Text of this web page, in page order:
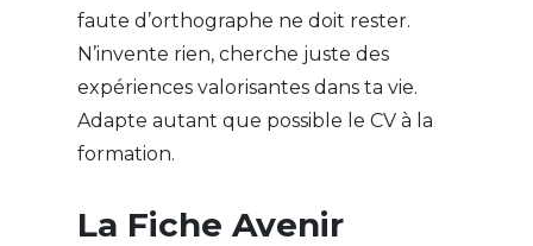
faute d’orthographe ne doit rester.
N’invente rien, cherche juste des
expériences valorisantes dans ta vie.
Adapte autant que possible le CV à la
formation.
La Fiche Avenir